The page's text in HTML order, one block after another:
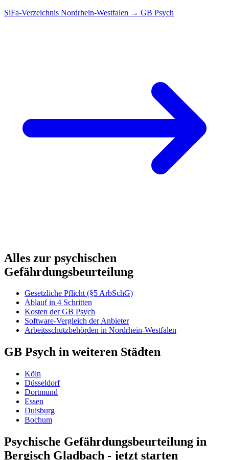
SiFa-Verzeichnis Nordrhein-Westfalen → GB Psych
Alles zur psychischen
Gefährdungsbeurteilung
Gesetzliche Pflicht (§5 ArbSchG)
Ablauf in 4 Schritten
Kosten der GB Psych
Software-Vergleich der Anbieter
Arbeitsschutzbehörden in Nordrhein-Westfalen
GB Psych in weiteren Städten
Köln
Düsseldorf
Dortmund
Essen
Duisburg
Bochum
Psychische Gefährdungsbeurteilung in
Bergisch Gladbach - jetzt starten